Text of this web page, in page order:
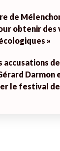
de
obtenir des
»
accusations
Darmon
le festival de